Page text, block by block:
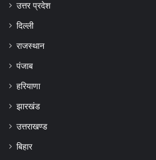
उत्तर प्रदेश
दिल्ली
राजस्थान
पंजाब
हरियाणा
झारखंड
उत्तराखण्ड
बिहार